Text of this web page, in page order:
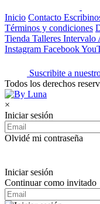
Inicio Contacto
Términos y condiciones
Tienda Talleres Intervalo
Instagram Facebook
Suscribite a
Todos los derechos
×
Iniciar sesión
Olvidé mi contraseña
Iniciar sesión
Continuar como invitado